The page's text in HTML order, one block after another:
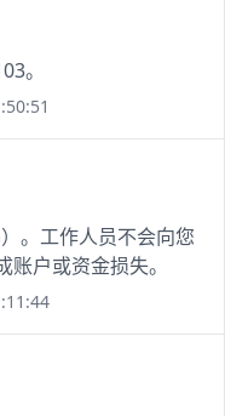
。
。工作人员不会向您
户或资金损失。